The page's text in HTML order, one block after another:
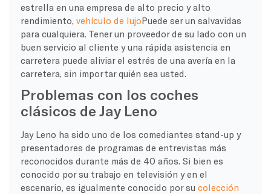
estrella en una empresa de alto precio y alto
rendimiento, vehículo de lujoPuede ser un salvavidas
para cualquiera. Tener un proveedor de su lado con un
buen servicio al cliente y una rápida asistencia en
carretera puede aliviar el estrés de una avería en la
carretera, sin importar quién sea usted.
Problemas con los coches
clásicos de Jay Leno
Jay Leno ha sido uno de los comediantes stand-up y
presentadores de programas de entrevistas más
reconocidos durante más de 40 años. Si bien es
conocido por su trabajo en televisión y en el
escenario, es igualmente conocido por su colección